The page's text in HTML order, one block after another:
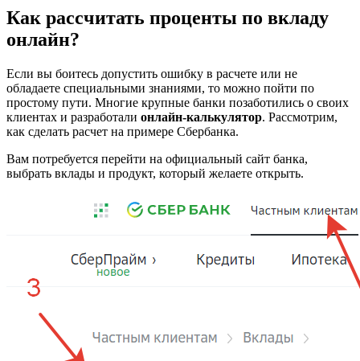
Как рассчитать проценты по вкладу
онлайн?
Если вы боитесь допустить ошибку в расчете или не
обладаете специальными знаниями, то можно пойти по
простому пути. Многие крупные банки позаботились о своих
клиентах и разработали онлайн-калькулятор. Рассмотрим,
как сделать расчет на примере Сбербанка.
Вам потребуется перейти на официальный сайт банка,
выбрать вклады и продукт, который желаете открыть.